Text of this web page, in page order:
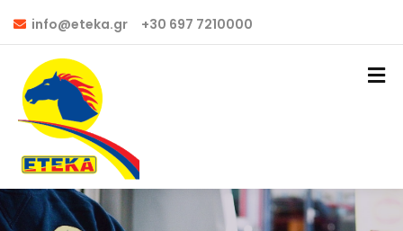
info@eteka.gr +30 697 7210000